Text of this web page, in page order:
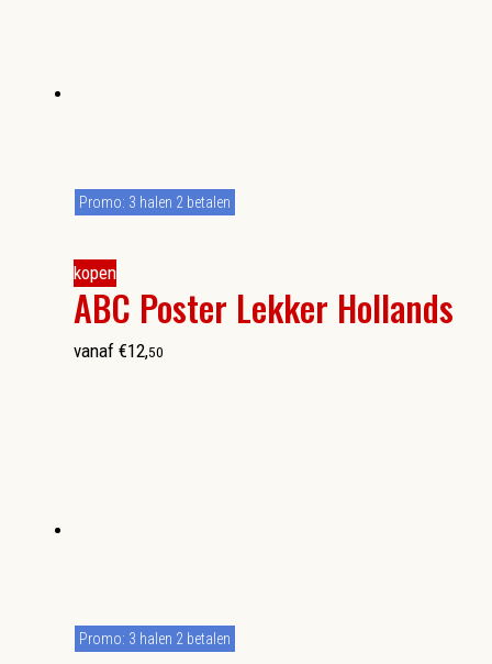
kopen
ABC Poster Lekker Hollands
Promo: 3 halen 2 betalen
vanaf €12,50
Promo: 3 halen 2 betalen